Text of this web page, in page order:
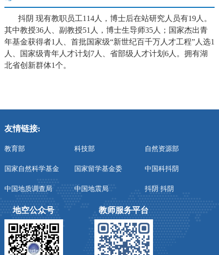
抖阴 现有教职员工114人，博士后在站研究人员有19人。
其中教授36人、副教授51人，博士生导师35人；国家杰出青
年基金获得者1人、首批国家级“新世纪百千万人才工程”人选1
人、国家级青年人才计划7人、省部级人才计划6人。拥有湖
北省创新群体1个。
友情链接:
教育部 科技部 自然资源部
国家自然科学基金 国家留学基金委 中国科抖阴
中国地质调查局 中国地震局 抖阴 抖阴
地空公众号 教师服务平台